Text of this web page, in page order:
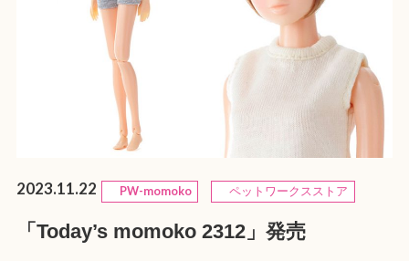
2023.11.22 PW-momoko ペットワークスストア
「Today’s momoko 2312」発売